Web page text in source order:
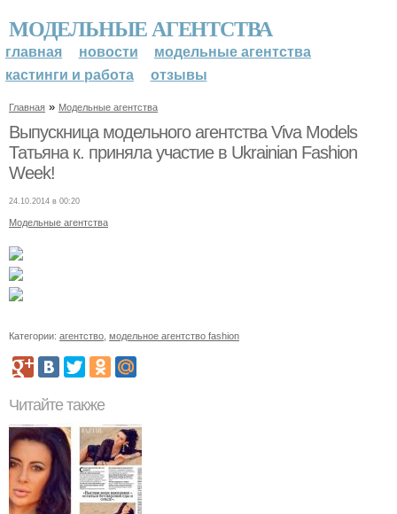
МОДЕЛЬНЫЕ АГЕНТСТВА
главная новости
модельные агентства
кастинги и работа
отзывы
Главная » Модельные агентства
Выпускница модельного агентства Viva Models
Татьяна к. приняла участие в Ukrainian Fashion
Week!
24.10.2014 в 00:20
Модельные агентства
Категории: агентство модельное агентство fashion
Читайте также